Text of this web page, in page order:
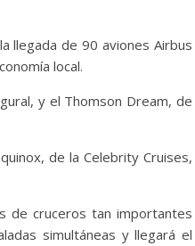
llegada de 90 aviones Airbus
local.
y el Thomson Dream, de
de la Celebrity Cruises,
de cruceros tan importantes
simultáneas y llegará el